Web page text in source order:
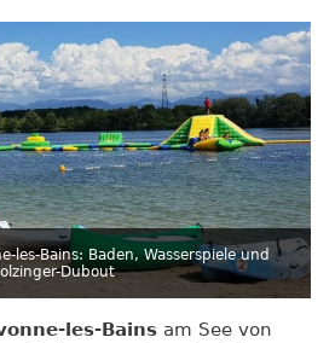
les-Bains: Baden, Wasserspiele und
Dubout
les-Bains am See von